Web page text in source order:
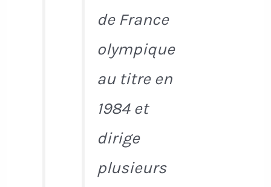
de France
olympique
au titre en
1984 et
dirige
plusieurs